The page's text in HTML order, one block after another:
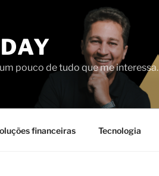
pouco de tudo que me interessa.
financeiras Tecnologia